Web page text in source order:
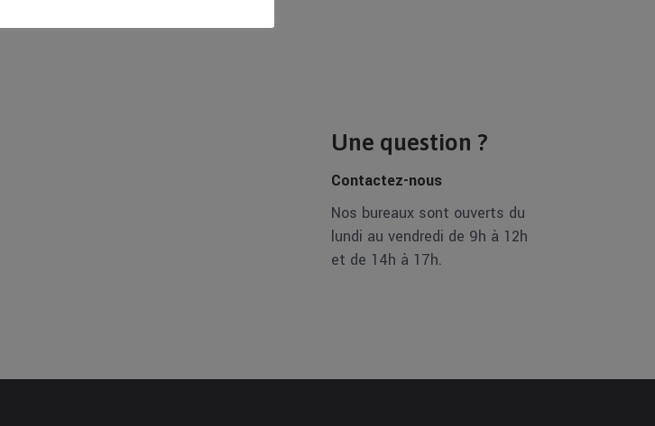
Une question ?
Contactez-nous
Nos bureaux sont ouverts du
lundi au vendredi de 9h à 12h
et de 14h à 17h.